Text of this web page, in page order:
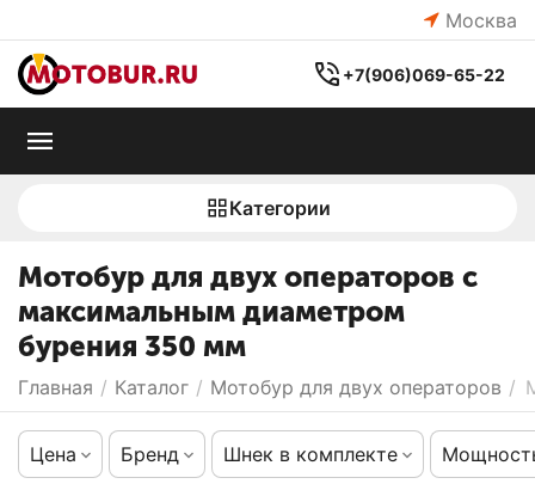
Москва
+7(906)069-65-22
Категории
Мотобур для двух операторов c
максимальным диаметром
бурения 350 мм
Главная / Каталог / Мотобур для двух операторов /
Цена Бренд Шнек в комплекте